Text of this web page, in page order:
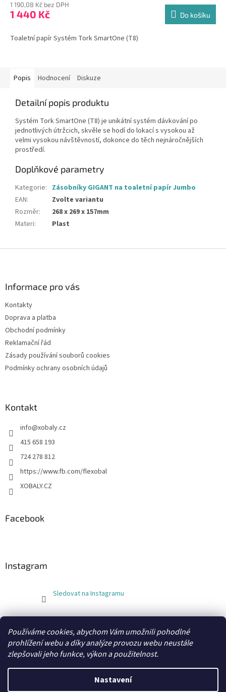
Používáme cookies, abychom Vám umožnili pohodlné
prohlížení webu a díky analýze provozu webu neustále
zlepšovali jeho funkce, výkon a použitelnost.
Nastavení
1 190,08 Kč bez DPH
1 440 Kč Do košíku
Toaletní papír Systém Tork SmartOne (T8)
Popis Hodnocení Diskuze
Detailní popis produktu
Systém Tork SmartOne (T8) je unikátní systém dávkování po
jednotlivých útržcich, skvěle se hodí do lokací s vysokou až
velmi vysokou návštěvností, dokonce do těch nejnáročnějších
prostředí.
Doplňkové parametry
Kategorie: Zásobníky GIGANT na toaletní papír Jumbo
EAN:
Zvolte variantu
Rozměr:
268 x 269 x 157mm
Materi: Plast
Informace pro vás
Kontakty
Doprava a platba
Obchodní podmínky
Reklamační řád
Zásady používání souborů cookies
Podmínky ochrany osobních údajů
Kontakt
info@xobaly.cz
415 658 193
724 278 812
https://www.fb.com/flexobal
XOBALY.CZ
Facebook
Instagram
Sledovat na Instagramu